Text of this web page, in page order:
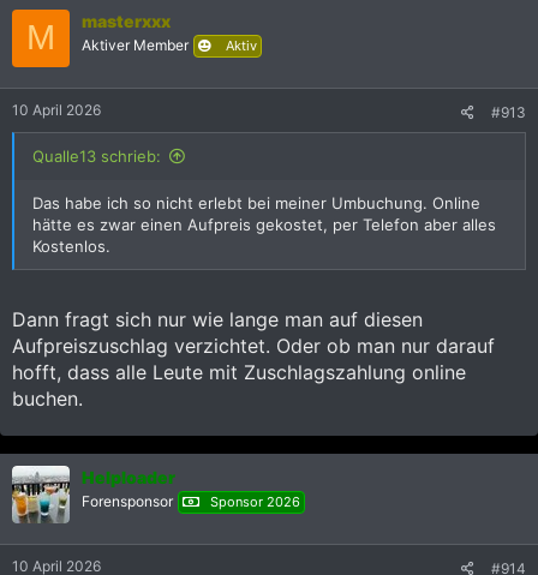
l
l
e
l
t
w
o
M masterxxx
Aktiver Member Aktiv
10 April 2026 #913
Qualle13 schrieb:
Das habe ich so nicht erlebt bei meiner Umbuchung. Online
hätte es zwar einen Aufpreis gekostet, per Telefon aber alles
Kostenlos.
Dann fragt sich nur wie lange man auf diesen
Aufpreiszuschlag verzichtet. Oder ob man nur darauf
hofft, dass alle Leute mit Zuschlagszahlung online
buchen.
Helploader
Forensponsor Sponsor 2026
10 April 2026 #914